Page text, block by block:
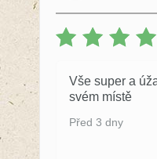
Vše super a
svém místě
Před 3 dny